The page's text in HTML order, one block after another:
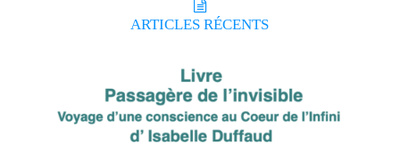
ARTICLES RÉCENTS